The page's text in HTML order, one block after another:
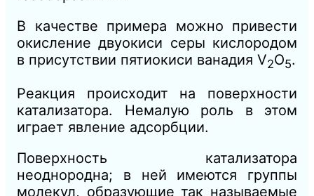
В качестве примера можно привести
окисление двуокиси серы кислородом
в присутствии пятиокиси ванадия V2О5.
Реакция происходит на поверхности
катализатора. Немалую роль в этом
играет явление адсорбции.
Поверхность катализатора
неоднородна; в ней имеются группы
молекул, образующие так называемые